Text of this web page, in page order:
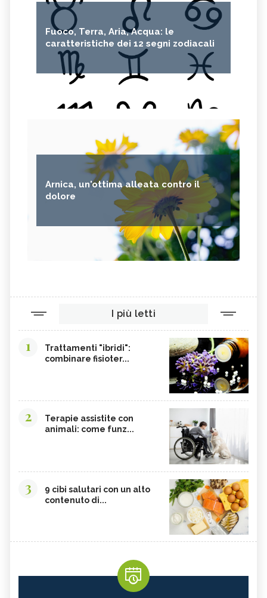
Fuoco, Terra, Aria, Acqua: le
caratteristiche dei 12 segni zodiacali
Arnica, un'ottima alleata contro il
dolore
I più letti
1
Trattamenti "ibridi":
combinare fisioter...
2
Terapie assistite con
animali: come funz...
3
9 cibi salutari con un alto
contenuto di...